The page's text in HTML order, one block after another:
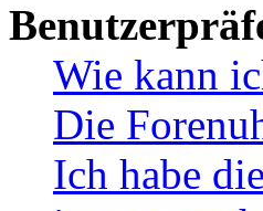
Wie kann
Die
Ich habe